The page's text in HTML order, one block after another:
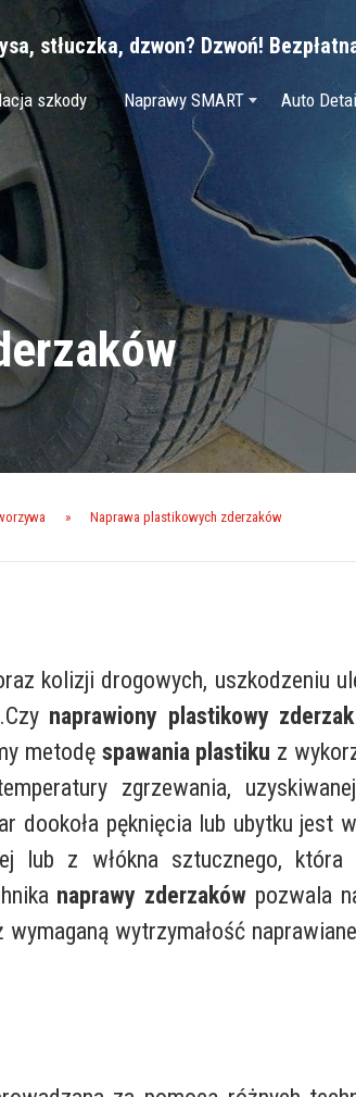
stłuczka, dzwon? Dzwoń!
szkody Naprawy SMART Auto
» Naprawa plastikowych zderzaków
kolizji drogowych, uszkodzeniu
naprawiony plastikowy zderzak
metodę spawania plastiku z
zgrzewania,
dookoła pęknięcia lub ubytku jest
lub z włókna sztucznego,
naprawy zderzaków pozwala
wytrzymałość